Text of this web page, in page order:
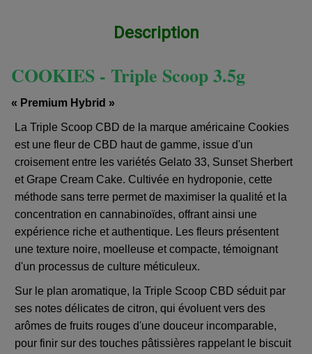
Description
COOKIES - Triple Scoop 3.5g
« Premium Hybrid »
La Triple Scoop CBD de la marque américaine Cookies
est une fleur de CBD haut de gamme, issue d'un
croisement entre les variétés Gelato 33, Sunset Sherbert
et Grape Cream Cake. Cultivée en hydroponie, cette
méthode sans terre permet de maximiser la qualité et la
concentration en cannabinoïdes, offrant ainsi une
expérience riche et authentique. Les fleurs présentent
une texture noire, moelleuse et compacte, témoignant
d'un processus de culture méticuleux.
Sur le plan aromatique, la Triple Scoop CBD séduit par
ses notes délicates de citron, qui évoluent vers des
arômes de fruits rouges d'une douceur incomparable,
pour finir sur des touches pâtissières rappelant le biscuit